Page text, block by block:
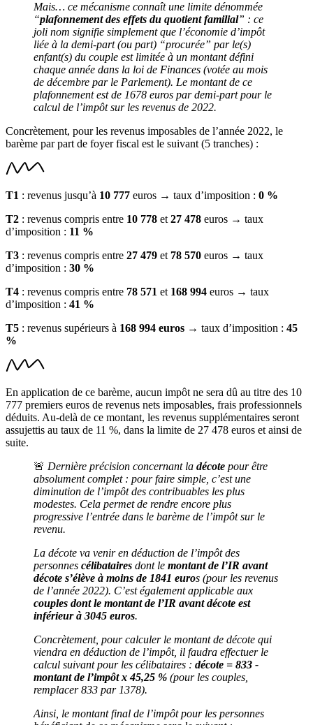
Mais… ce mécanisme connaît une limite dénommée
“plafonnement des effets du quotient familial” : ce
joli nom signifie simplement que l’économie d’impôt
liée à la demi-part (ou part) “procurée” par le(s)
enfant(s) du couple est limitée à un montant défini
chaque année dans la loi de Finances (votée au mois
de décembre par le Parlement). Le montant de ce
plafonnement est de 1678 euros par demi-part pour le
calcul de l’impôt sur les revenus de 2022.
Concrètement, pour les revenus imposables de l’année 2022, le
barème par part de foyer fiscal est le suivant (5 tranches) :
T1 : revenus jusqu’à 10 777 euros → taux d’imposition : 0 %
T2 : revenus compris entre 10 778 et 27 478 euros → taux
d’imposition : 11 %
T3 : revenus compris entre 27 479 et 78 570 euros → taux
d’imposition : 30 %
T4 : revenus compris entre 78 571 et 168 994 euros → taux
d’imposition : 41 %
T5 : revenus supérieurs à 168 994 euros → taux d’imposition : 45
%
En application de ce barème, aucun impôt ne sera dû au titre des 10
777 premiers euros de revenus nets imposables, frais professionnels
déduits. Au-delà de ce montant, les revenus supplémentaires seront
assujettis au taux de 11 %, dans la limite de 27 478 euros et ainsi de
suite.
🚨 Dernière précision concernant la décote pour être
absolument complet : pour faire simple, c’est une
diminution de l’impôt des contribuables les plus
modestes. Cela permet de rendre encore plus
progressive l’entrée dans le barème de l’impôt sur le
revenu.
La décote va venir en déduction de l’impôt des
personnes célibataires dont le montant de l’IR avant
décote s’élève à moins de 1841 euros (pour les revenus
de l’année 2022). C’est également applicable aux
couples dont le montant de l’IR avant décote est
inférieur à 3045 euros.
Concrètement, pour calculer le montant de décote qui
viendra en déduction de l’impôt, il faudra effectuer le
calcul suivant pour les célibataires : décote = 833 -
montant de l’impôt x 45,25 % (pour les couples,
remplacer 833 par 1378).
Ainsi, le montant final de l’impôt pour les personnes